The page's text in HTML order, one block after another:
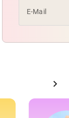
E-Mail
chevron_right